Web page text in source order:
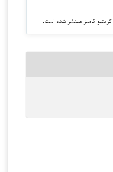
کریتیو کامنز منتشر شده است.